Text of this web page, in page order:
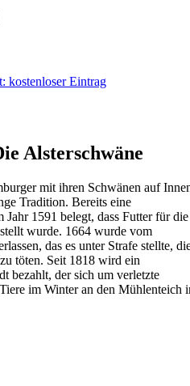
kostenloser Eintrag
Alsterschwäne
mit ihren Schwänen auf
Tradition. Bereits eine
Jahr 1591 belegt, dass Futter für die
wurde. 1664 wurde vom
das es unter Strafe stellte,
töten. Seit 1818 wird ein
bezahlt, der sich um verletzte
im Winter an den Mühlenteich